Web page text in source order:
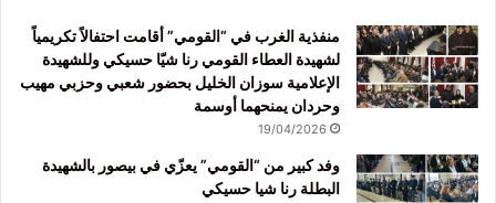
منفذية الغرب في “القومي” أقامت احتفالاً تكريمياً
لشهيدة العطاء القومي رنا شيّا حسيكي وللشهيدة
الإعلامية سوزان الخليل بحضور شعبي وحزبي مهيب
وحردان يمنحهما أوسمة
19/04/2026
وفد كبير من “القومي” يعزّي في بيصور بالشهيدة
البطلة رنا شيا حسيكي